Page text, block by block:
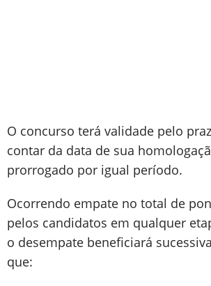
O concurso terá validade pelo
contar da data de sua
prorrogado por igual período.
Ocorrendo empate no total de
pelos candidatos em qualquer
o desempate beneficiará
que: